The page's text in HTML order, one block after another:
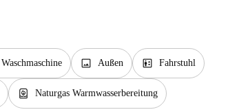
Waschmaschine image Außen elevator Fahrstuhl
water_heater Naturgas Warmwasserbereitung